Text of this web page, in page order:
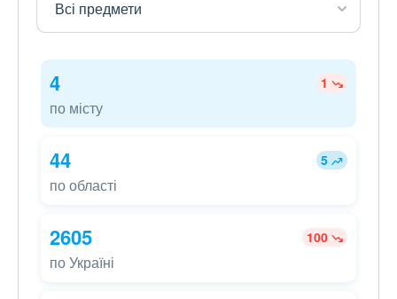
4 1
по місту
44 5
по області
2605 100
по Україні